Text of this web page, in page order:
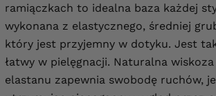
ramiączkach to idealna baza każdej
wykonana z elastycznego, średniej
który jest przyjemny w dotyku. Jest
łatwy w pielęgnacji. Naturalna
elastanu zapewnia swobodę ruchów,